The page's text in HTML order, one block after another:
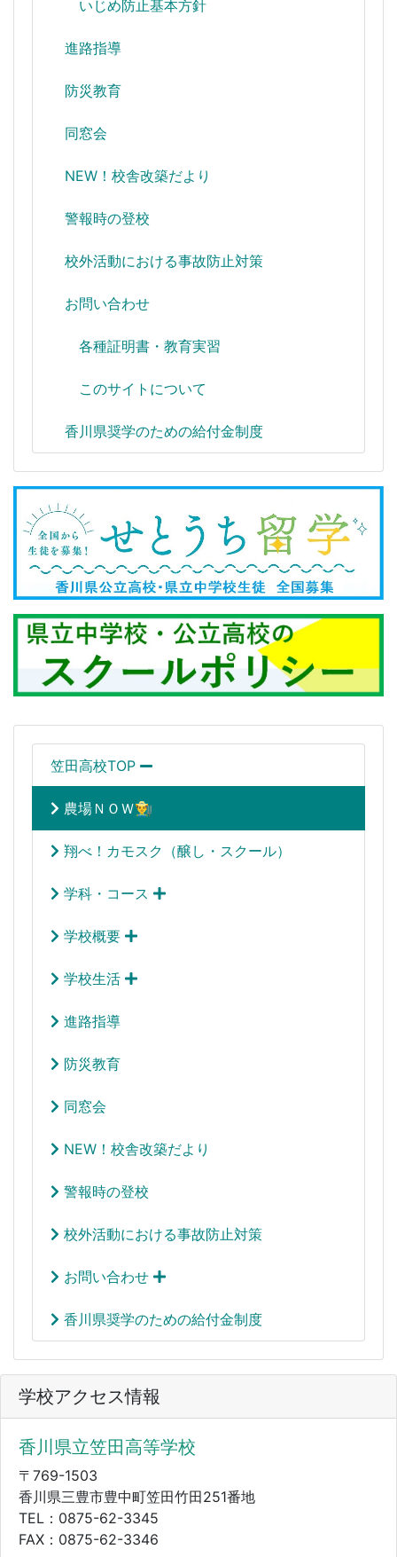
いじめ防止基本方針
進路指導
防災教育
同窓会
NEW！校舎改築だより
警報時の登校
校外活動における事故防止対策
お問い合わせ
各種証明書・教育実習
このサイトについて
香川県奨学のための給付金制度
笠田高校TOP
農場ＮＯＷ👨‍🌾
翔べ！カモスク（醸し・スクール）
学科・コース
学校概要
学校生活
進路指導
防災教育
同窓会
NEW！校舎改築だより
警報時の登校
校外活動における事故防止対策
お問い合わせ
香川県奨学のための給付金制度
学校アクセス情報
香川県立笠田高等学校
〒769-1503
香川県三豊市豊中町笠田竹田251番地
TEL：0875-62-3345
FAX：0875-62-3346